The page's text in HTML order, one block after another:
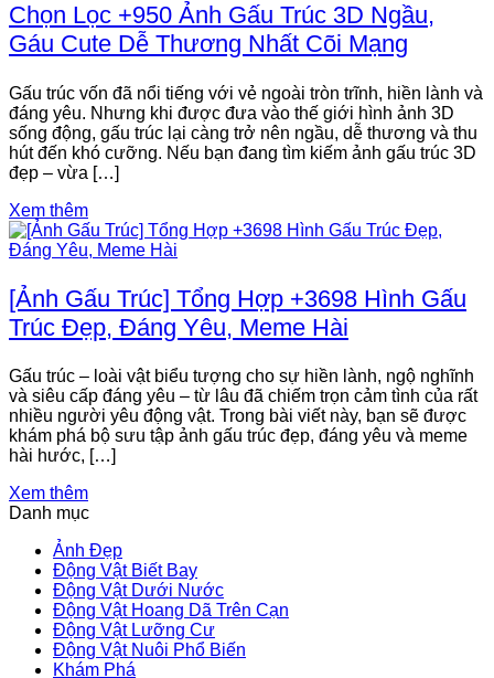
Chọn Lọc +950 Ảnh Gấu Trúc 3D Ngầu,
Gáu Cute Dễ Thương Nhất Cõi Mạng
Gấu trúc vốn đã nổi tiếng với vẻ ngoài tròn trĩnh, hiền lành và
đáng yêu. Nhưng khi được đưa vào thế giới hình ảnh 3D
sống động, gấu trúc lại càng trở nên ngầu, dễ thương và thu
hút đến khó cưỡng. Nếu bạn đang tìm kiếm ảnh gấu trúc 3D
đẹp – vừa […]
Xem thêm
[Ảnh Gấu Trúc] Tổng Hợp +3698 Hình Gấu
Trúc Đẹp, Đáng Yêu, Meme Hài
Gấu trúc – loài vật biểu tượng cho sự hiền lành, ngộ nghĩnh
và siêu cấp đáng yêu – từ lâu đã chiếm trọn cảm tình của rất
nhiều người yêu động vật. Trong bài viết này, bạn sẽ được
khám phá bộ sưu tập ảnh gấu trúc đẹp, đáng yêu và meme
hài hước, […]
Xem thêm
Danh mục
Ảnh Đẹp
Động Vật Biết Bay
Động Vật Dưới Nước
Động Vật Hoang Dã Trên Cạn
Động Vật Lưỡng Cư
Động Vật Nuôi Phổ Biến
Khám Phá